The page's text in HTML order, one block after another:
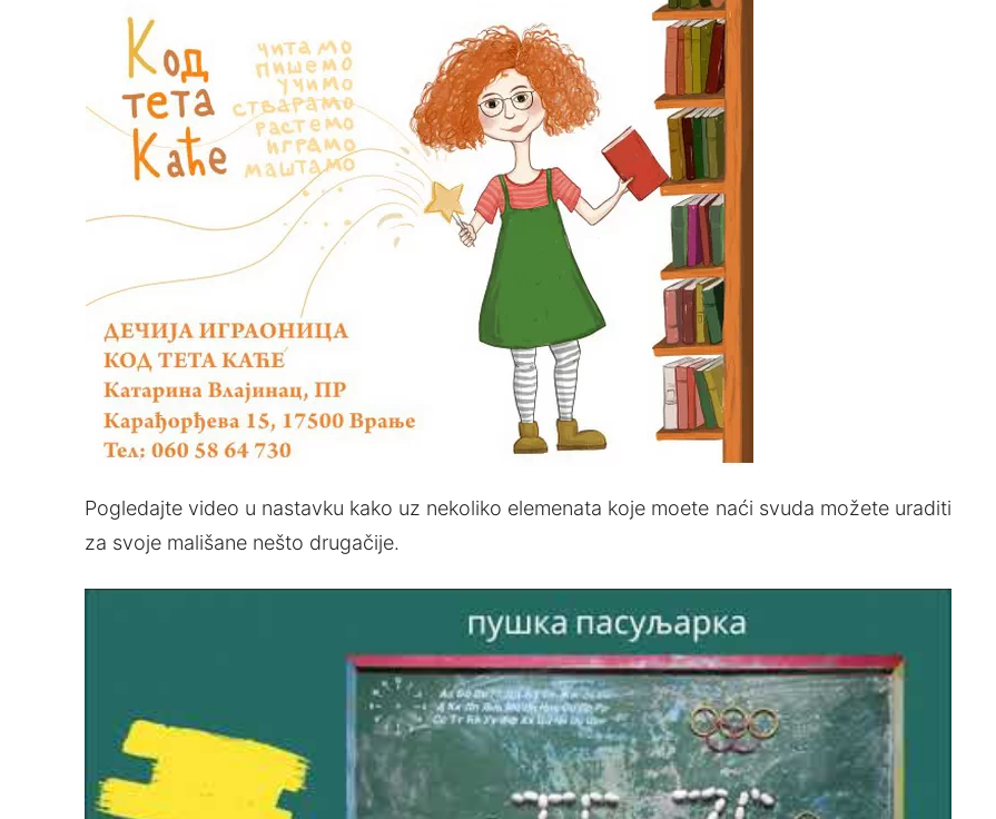
Pogledajte video u nastavku kako uz nekoliko elemenata koje moete naći svuda možete uraditi
za svoje mališane nešto drugačije.